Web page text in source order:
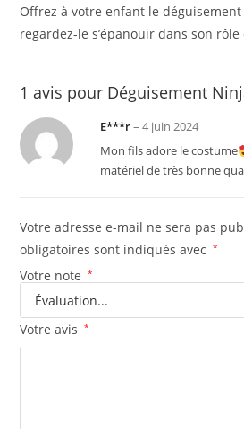
Offrez à votre enfant le
regardez-le s’épanouir dans son
1 avis pour Déguisement
E***r– 4 juin 2024
Mon fils adore le costume
matériel de très bonne
Votre adresse e-mail ne sera pas
obligatoires sont indiqués avec
*
Votre note *
Votre avis *